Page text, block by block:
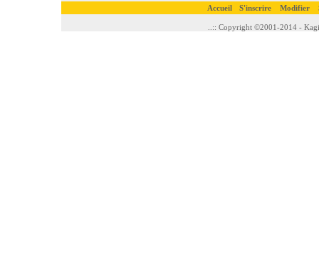
Accueil S'inscrire Modifier
..:: Copyright ©2001-2014 -